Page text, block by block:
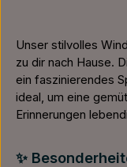
Unser stilvolles
zu dir nach Hause.
ein faszinierendes
ideal, um eine
Erinnerungen
✨